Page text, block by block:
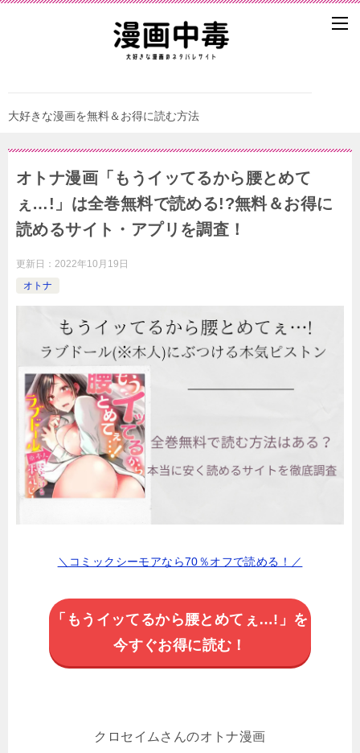
大好きな漫画を無料＆お得に読む方法
オトナ漫画「もうイッてるから腰とめて
ぇ…!」は全巻無料で読める!?無料＆お得に
読めるサイト・アプリを調査！
更新日： 2022年10月19日
オトナ
＼コミックシーモアなら70％オフで読める！／
「もうイッてるから腰とめてぇ…!」を
今すぐお得に読む！
クロセイムさんのオトナ漫画